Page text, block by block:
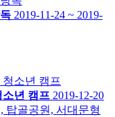
2019-11-24 ~ 2019-
소년 캠프 2019-12-20
탑골공원, 서대문형